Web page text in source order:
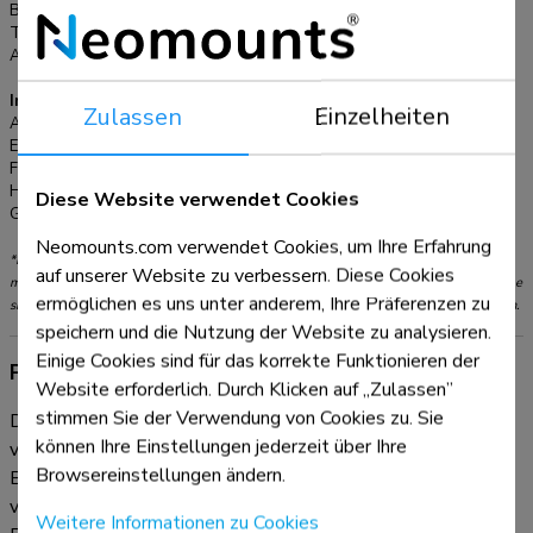
plastikfrei und besteht vollständig aus Karton und Papier. Für
die Installation an der Wand ist der Wandadapter AWL75-
Breite:
Tiefe:
56,8 cm
Anpassungstyp:
Gasfeder
Informationen
Artikelnummer:
DS70PLUS-450BL1
EAN:
Farbe:
Hauptmaterial:
Stahl
Garantie:
*Bitte beachten: Die angegebenen Zollgrößen sind nur ein Anhaltspunkt, kombiniert
mit dem Gewicht und den VESA-Größen. Das maximale Gewicht und die VESA-Größe
sind absolute Beschränkungen für die Produkte und sollten nicht überschritten werden.
Produktinformationen
Die Neomounts DS70PLUS-450BL1 NEXT Core ist eine
vollbewegliche Tischhalterung für Curved-Ultra-Wide-
Bildschirme bis zu 49". Die Halterung verfügt über einen
verstärkten Kopf, der speziell für Curved-Ultra-Wide-
Zulassen Einzelheiten
Diese Website verwendet Cookies
Neomounts.com verwendet Cookies, um Ihre Erfahrung
auf unserer Website zu verbessern. Diese Cookies
ermöglichen es uns unter anderem, Ihre Präferenzen zu
speichern und die Nutzung der Website zu analysieren.
Einige Cookies sind für das korrekte Funktionieren der
Website erforderlich. Durch Klicken auf „Zulassen”
stimmen Sie der Verwendung von Cookies zu. Sie
können Ihre Einstellungen jederzeit über Ihre
Browsereinstellungen ändern.
Weitere Informationen zu Cookies